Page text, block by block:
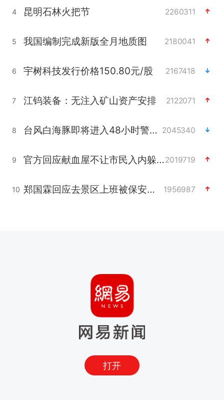
4 昆明石林火把节 2260311
5 我国编制完成新版全月地质图 2180041
6 宇树科技发行价格150.80元/股 2167418
7 江钨装备：无注入矿山资产安排 2122071
8 台风白海豚即将进入48小时警戒线 2045340
9 官方回应献血屋不让市民入内躲雨2019719
10 郑国霖回应去景区上班被保安拦下 1956987
打开